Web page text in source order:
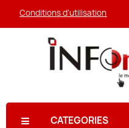
Conditions d'utilisation
CATEGORIES